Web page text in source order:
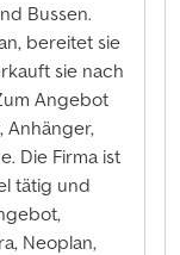
Bussen.
bereitet sie
sie nach
Angebot
Anhänger,
Die Firma ist
tätig und
Neoplan,